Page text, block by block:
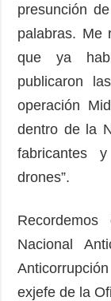
presunción
palabras. Me
que ya
publicaron
operación
dentro de la
fabricantes
drones”.
Nacional
exjefe de la